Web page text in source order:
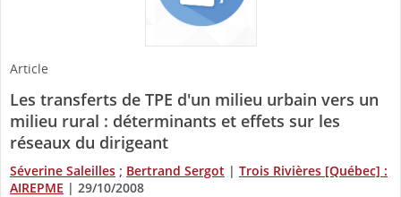
Article
Les transferts de TPE d'un milieu urbain vers un
milieu rural : déterminants et effets sur les
réseaux du dirigeant
Séverine Saleilles ; Bertrand Sergot | Trois Rivières [Québec] :
AIREPME | 29/10/2008